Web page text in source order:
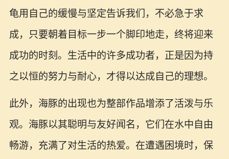
龟用自己的缓慢与坚定告诉我们，不必急于求
成，只要朝着目标一步一个脚印地走，终将迎来
成功的时刻。生活中的许多成功者，正是因为持
之以恒的努力与耐心，才得以达成自己的理想。
此外，海豚的出现也为整部作品增添了活泼与乐
观。海豚以其聪明与友好闻名，它们在水中自由
畅游，充满了对生活的热爱。在遭遇困境时，保